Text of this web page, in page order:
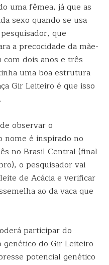
uma fêmea, já que as
sexo quando se usa
que
a precocidade da mãe-
com dois anos e três
uma boa estrutura
Gir Leiteiro é que isso
observar o
nome é inspirado no
no Brasil Central (final
o pesquisador vai
de Acácia e verificar
ao da vaca que
participar do
do Gir Leiteiro
potencial genético